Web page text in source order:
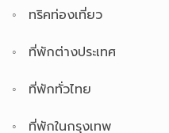
ทริคท่องเที่ยว
ที่พักต่างประเทศ
ที่พักทั่วไทย
ที่พักในกรุงเทพ